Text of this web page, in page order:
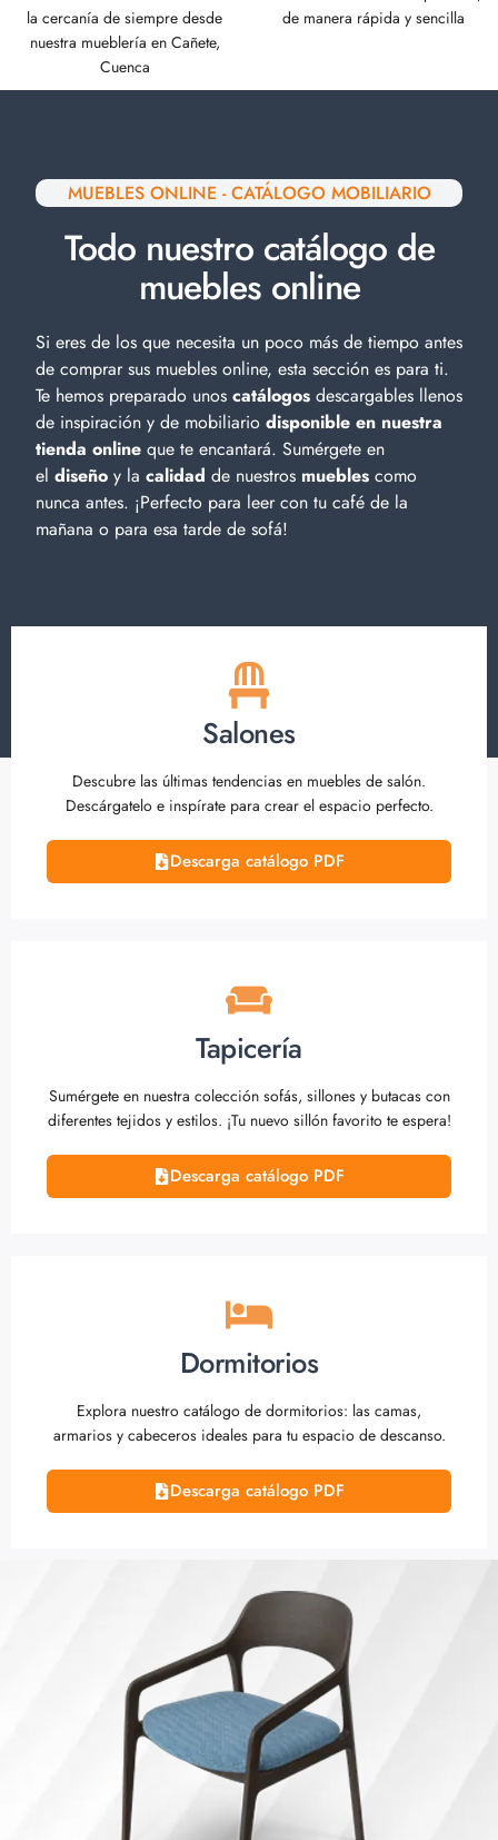
la cercanía de siempre desde
nuestra mueblería en Cañete,
Cuenca
de manera rápida y sencilla
MUEBLES ONLINE - CATÁLOGO MOBILIARIO
Todo nuestro catálogo de
muebles online
Si eres de los que necesita un poco más de tiempo antes
de comprar sus muebles online, esta sección es para ti.
Te hemos preparado unos catálogos descargables llenos
de inspiración y de mobiliario disponible en nuestra
tienda online que te encantará. Sumérgete en
el diseño y la calidad de nuestros muebles como
nunca antes. ¡Perfecto para leer con tu café de la
mañana o para esa tarde de sofá!
Salones
Descubre las últimas tendencias en muebles de salón.
Descárgatelo e inspírate para crear el espacio perfecto.
Descarga catálogo PDF
Tapicería
Sumérgete en nuestra colección sofás, sillones y butacas con
diferentes tejidos y estilos. ¡Tu nuevo sillón favorito te espera!
Descarga catálogo PDF
Dormitorios
Explora nuestro catálogo de dormitorios: las camas,
armarios y cabeceros ideales para tu espacio de descanso.
Descarga catálogo PDF